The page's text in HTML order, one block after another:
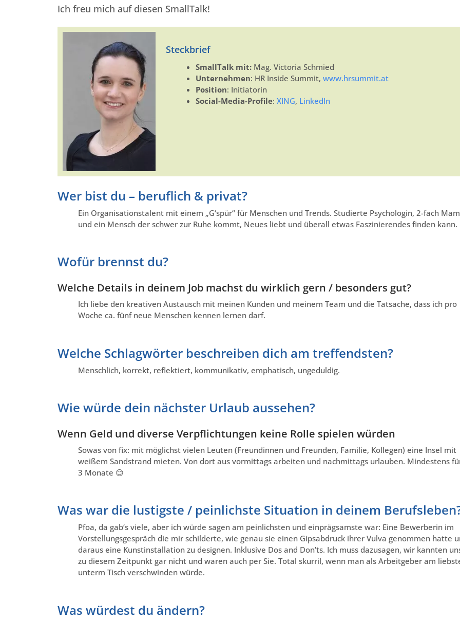
Ich freu mich auf diesen SmallTalk!
Steckbrief
SmallTalk mit:Mag. Victoria Schmied
Unternehmen: HR Inside Summit, www.hrsummit.at
Position: Initiatorin
Social-Media-Profile: XING, LinkedIn
Wer bist du – beruflich & privat?
Ein Organisationstalent mit einem „G‘spür“ für Menschen und Trends. Studierte Psychologin, 2-fach
und ein Mensch der schwer zur Ruhe kommt, Neues liebt und überall etwas Faszinierendes finden kann.
Wofür brennst du?
Welche Details in deinem Job machst du wirklich gern / besonders gut?
Ich liebe den kreativen Austausch mit meinen Kunden und meinem Team und die Tatsache, dass ich pro
Woche ca. fünf neue Menschen kennen lernen darf.
Welche Schlagwörter beschreiben dich am treffendsten?
Menschlich, korrekt, reflektiert, kommunikativ, emphatisch, ungeduldig.
Wie würde dein nächster Urlaub aussehen?
Wenn Geld und diverse Verpflichtungen keine Rolle spielen würden
Sowas von fix: mit möglichst vielen Leuten (Freundinnen und Freunden, Familie, Kollegen) eine Insel mit
weißem Sandstrand mieten. Von dort aus vormittags arbeiten und nachmittags urlauben. Mindestens
3 Monate 😊
Was war die lustigste / peinlichste Situation in deinem
Pfoa, da gab‘s viele, aber ich würde sagen am peinlichsten und einprägsamste war: Eine Bewerberin im
Vorstellungsgespräch die mir schilderte, wie genau sie einen Gipsabdruck ihrer Vulva genommen hatte
daraus eine Kunstinstallation zu designen. Inklusive Dos and Don’ts. Ich muss dazusagen, wir kannten
zu diesem Zeitpunkt gar nicht und waren auch per Sie. Total skurril, wenn man als Arbeitgeber am
unterm Tisch verschwinden würde.
Was würdest du ändern?